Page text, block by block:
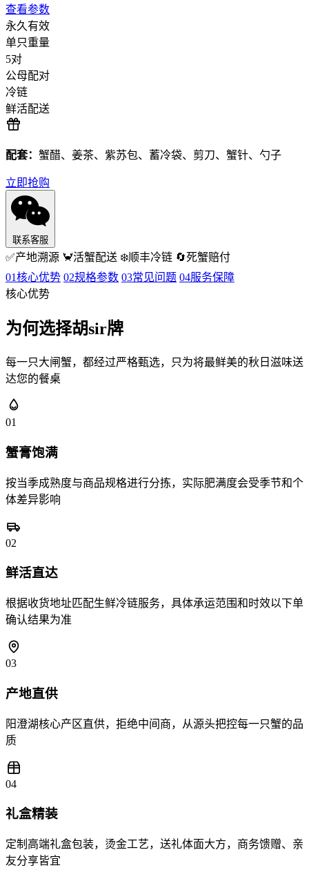
查看参数
永久有效
单只重量
5对
公母配对
冷链
鲜活配送
配套： 蟹醋、姜茶、紫苏包、蓄冷袋、剪刀、蟹针、勺子
立即抢购
联系客服
✅产地溯源 🦀活蟹配送 ❄️顺丰冷链 🔄死蟹赔付
01核心优势 02规格参数 03常见问题 04服务保障
核心优势
为何选择胡sir牌
每一只大闸蟹，都经过严格甄选，只为将最鲜美的秋日滋味送
达您的餐桌
01
蟹膏饱满
按当季成熟度与商品规格进行分拣，实际肥满度会受季节和个
体差异影响
02
鲜活直达
根据收货地址匹配生鲜冷链服务，具体承运范围和时效以下单
确认结果为准
03
产地直供
阳澄湖核心产区直供，拒绝中间商，从源头把控每一只蟹的品
质
04
礼盒精装
定制高端礼盒包装，烫金工艺，送礼体面大方，商务馈赠、亲
友分享皆宜